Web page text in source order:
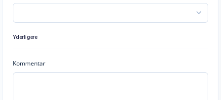
Yderligere
Kommentar